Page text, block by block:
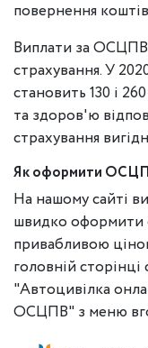
повернення
Виплати за ОСЦПВ
страхування. У
становить 130 і
та здоров'ю
страхування
Як оформити
На нашому сайті
швидко оформити
привабливою
головній
"Автоцивілка
ОСЦПВ" з ​​меню